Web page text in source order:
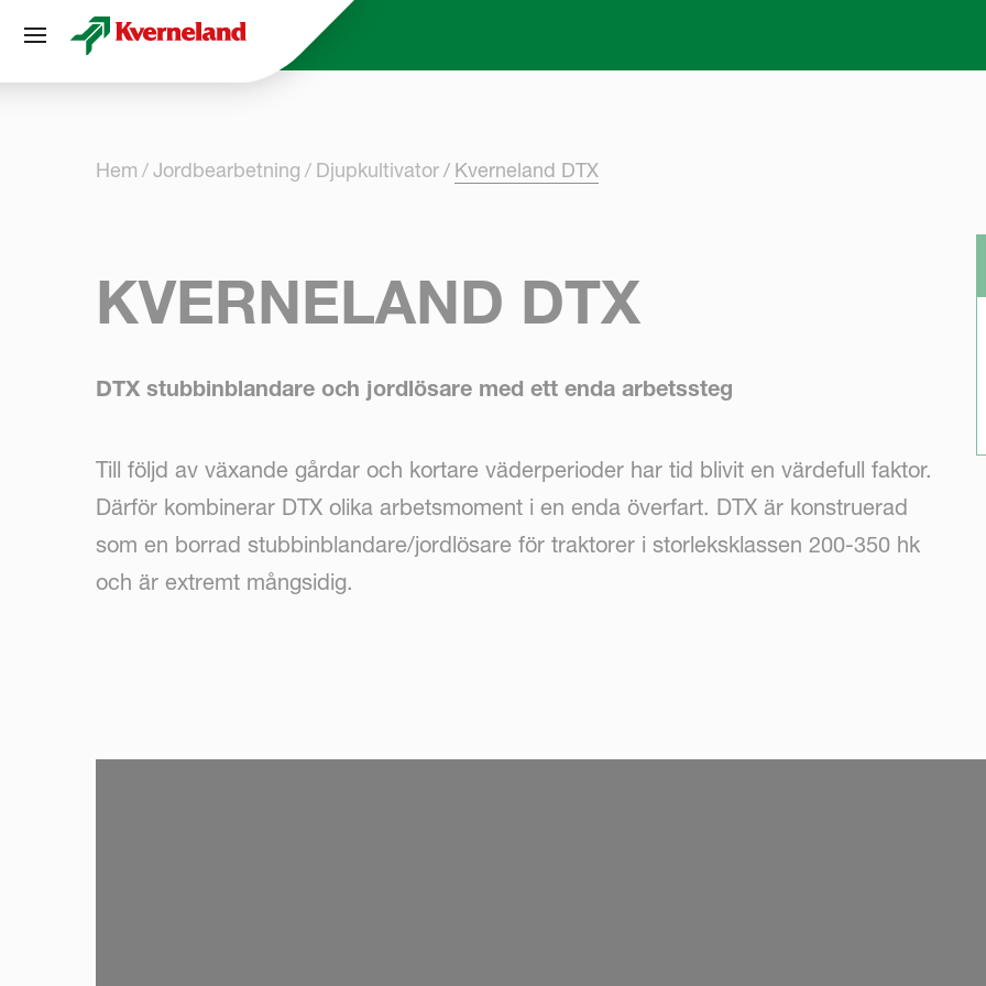
Hem Jordbearbetning Djupkultivator Kverneland DTX
KVERNELAND DTX
DTX stubbinblandare och jordlösare med ett enda arbetssteg
Till följd av växande gårdar och kortare väderperioder har tid blivit en värdefull faktor.
Därför kombinerar DTX olika arbetsmoment i en enda överfart. DTX är konstruerad
som en borrad stubbinblandare/jordlösare för traktorer i storleksklassen 200-350 hk
och är extremt mångsidig.
Cookie- hanteringspanel